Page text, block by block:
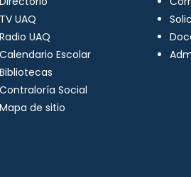
TV UAQ
Radio UAQ
Calendario Escolar
Bibliotecas
Contraloría Social
Mapa de sitio